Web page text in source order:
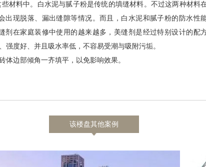
材料中。白水泥与腻子粉是传统的填缝材料。不过这两种材料
现脱落、漏出缝隙等情况。而且，白水泥和腻子粉的防水性
在家庭装修中使用的越来越多，美缝剂是经过特别设计的配
度好、并且吸水率低，不容易受潮与吸附污垢。
边部倾角一齐填平，以免影响效果。
该楼盘其他案例